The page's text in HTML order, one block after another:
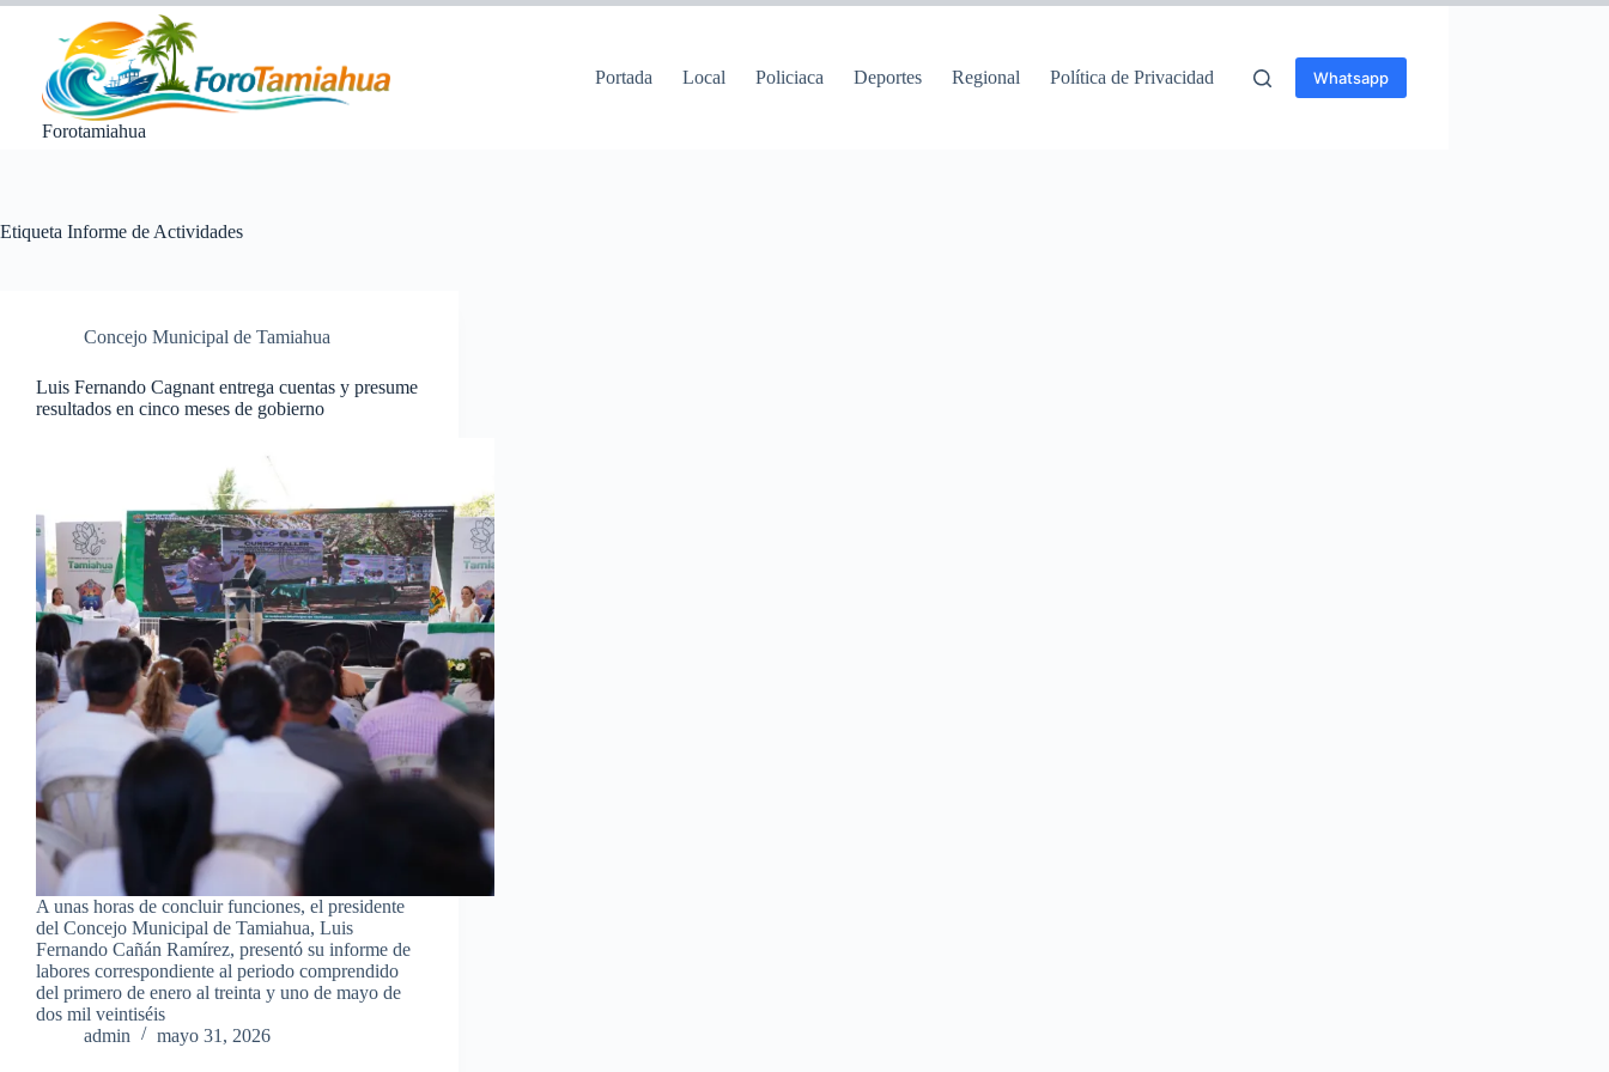
Saltar
contenido
Forotamiahua
Portada Local Policiaca Deportes Regional Política de Privacidad Whatsapp
Etiqueta Informe de Actividades
Concejo Municipal de Tamiahua
Luis Fernando Cagnant entrega cuentas y presume
resultados en cinco meses de gobierno
A unas horas de concluir funciones, el presidente
del Concejo Municipal de Tamiahua, Luis
Fernando Cañán Ramírez, presentó su informe de
labores correspondiente al periodo comprendido
del primero de enero al treinta y uno de mayo de
dos mil veintiséis
admin
mayo 31, 2026